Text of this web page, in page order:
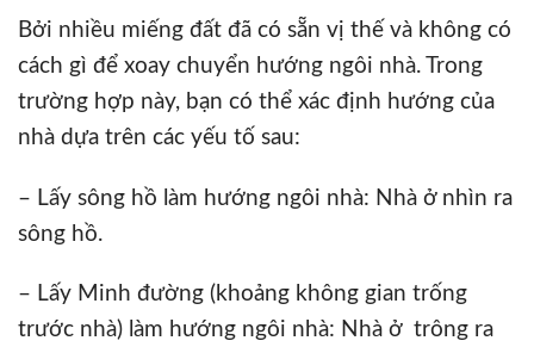
Bởi nhiều miếng đất đã có sẵn vị thế và không có
cách gì để xoay chuyển hướng ngôi nhà. Trong
trường hợp này, bạn có thể xác định hướng của
nhà dựa trên các yếu tố sau:
– Lấy sông hồ làm hướng ngôi nhà: Nhà ở nhìn ra
sông hồ.
– Lấy Minh đường (khoảng không gian trống
trước nhà) làm hướng ngôi nhà: Nhà ở trông ra